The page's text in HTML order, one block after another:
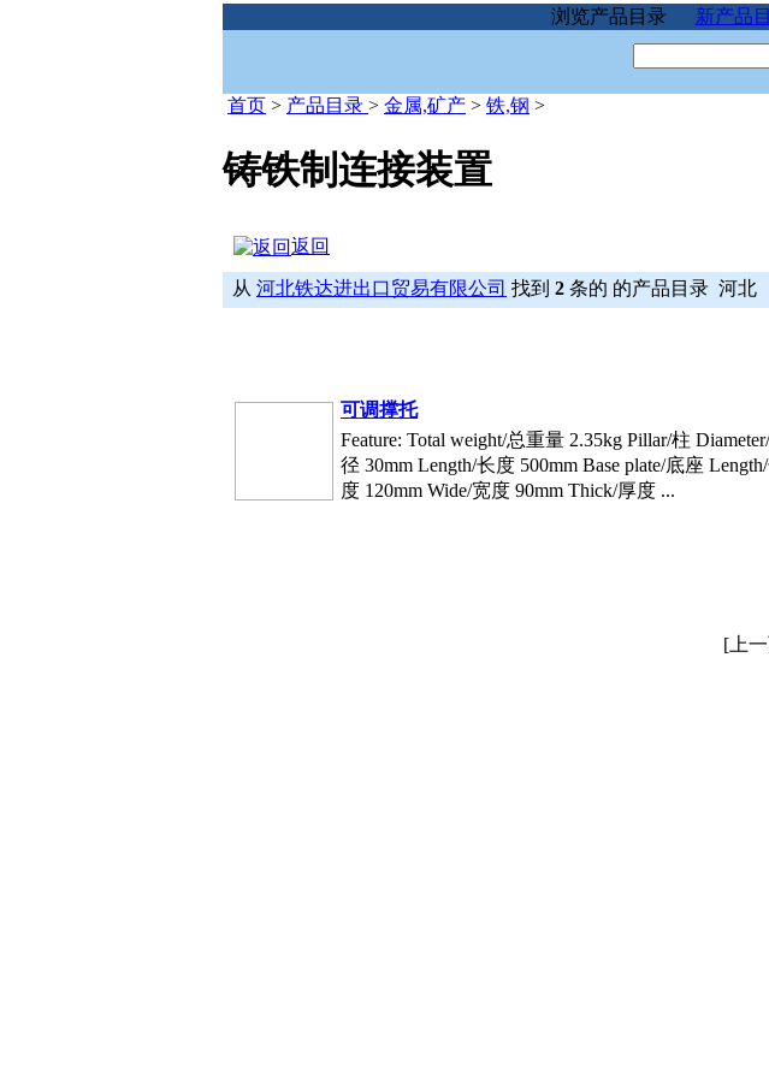
浏览产品目录 新产品
首页 > 产品目录 > 金属,矿产 > 铁,钢 >
铸铁制连接装置
返回
从 河北铁达进出口贸易有限公司 找到 2 条的 的产品目录 河北
可调撑托
Feature: Total weight/总重量 2.35kg Pillar/柱
径 30mm Length/长度 500mm Base plate/底座
度 120mm Wide/宽度 90mm Thick/厚度 ...
[上